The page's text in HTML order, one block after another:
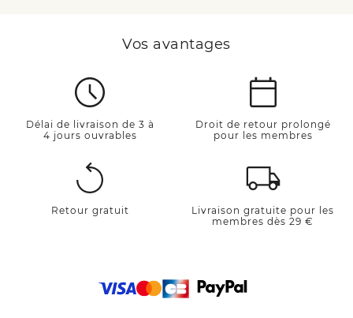
Vos avantages
Délai de livraison de 3 à
4 jours ouvrables
Droit de retour prolongé
pour les membres
Retour gratuit
Livraison gratuite pour les
membres dès 29 €